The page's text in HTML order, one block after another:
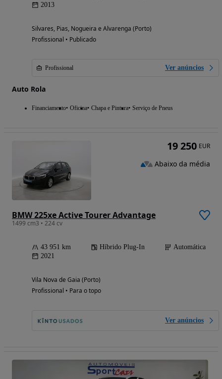
2013
Silvares, Pias, Nogueira e Alvarenga (Porto)
Profissional • Publicado
Profissional Ver anúncios
Auto Rola
Financiamento Oficina Chapa e Pintura Serviço de Pneus
BMW 225xe Active Tourer Advantage
1499 cm3 • 224 cv
43 951 km Híbrido Plug-In
Automática
2021
Vila Nova de Gaia (Porto)
Profissional • Para o topo
Ver anúncios
19 250 EUR
Abaixo da média